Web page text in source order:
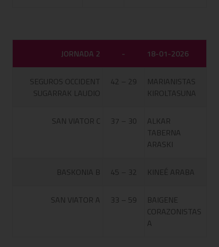
JORNADA 2 - 18-01-2026
SEGUROS OCCIDENT
SUGARRAK LAUDIO
42 – 29
MARIANISTAS
KIROLTASUNA
SAN VIATOR C 37 – 30
ALKAR
TABERNA
ARASKI
BASKONIA B 45 – 32 KINEÉ ARABA
SAN VIATOR A 33 – 59
BAIGENE
CORAZONISTAS
A